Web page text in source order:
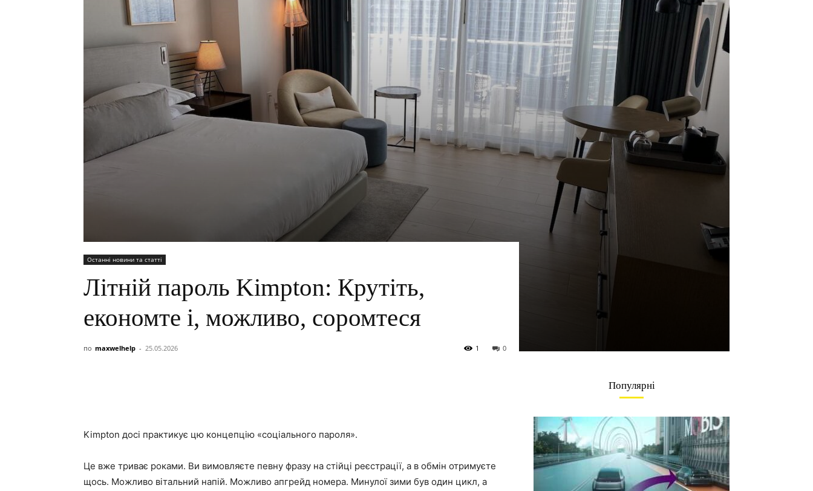
Останні новини та статті
Літній пароль Kimpton: Крутіть,
економте і, можливо, соромтеся
по maxwelhelp - 25.05.2026 0
1
Kimpton досі практикує цю концепцію «соціального пароля».
Це вже триває роками. Ви вимовляєте певну фразу на стійці реєстрації, а в обмін отримуєте
щось. Можливо вітальний напій. Можливо апгрейд номера. Минулої зими був один цикл, а
Популярні